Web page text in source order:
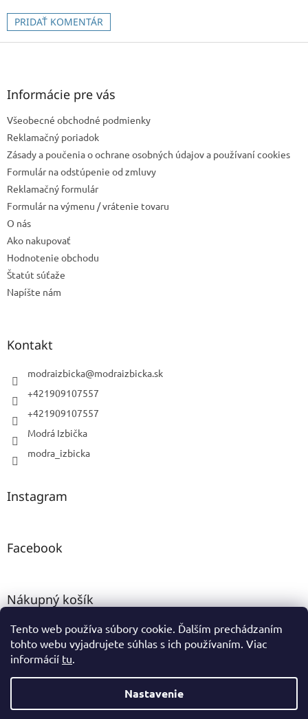
Tento web používa súbory cookie. Ďalším prechádzaním
tohto webu vyjadrujete súhlas s ich používaním. Viac
informácií tu.
Nastavenie
PRIDAŤ KOMENTÁR
Z
Informácie pre vás
Všeobecné obchodné podmienky
Reklamačný poriadok
Zásady a poučenia o ochrane osobných údajov a používaní cookies
Formulár na odstúpenie od zmluvy
Reklamačný formulár
Formulár na výmenu / vrátenie tovaru
O nás
Ako nakupovať
Hodnotenie obchodu
Štatút súťaže
Napíšte nám
Kontakt
modraizbicka@modraizbicka.sk
+421909107557
+421909107557
Modrá Izbička
modra_izbicka
Instagram
Facebook
Nákupný košík
0 KS /0 €